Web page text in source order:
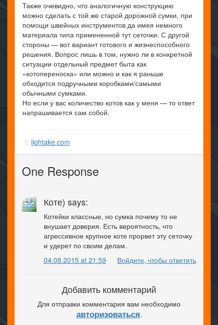
Также очевидно, что аналогичную конструкцию
можно сделать с той же старой дорожной сумки, при
помощи швейных инструментов да имея немного
материала типа примененной тут сеточки. С другой
стороны — вот вариант готового и жизнеспособного
решения. Вопрос лишь в том, нужно ли в конкретной
ситуации отдельный предмет быта как
«котопереноска» или можно и как я раньше
обходится подручными коробками/самыми
обычными сумками.
Но если у вас количество котов как у меня — то ответ
напрашивается сам собой.
lightake.com
One Response
Коте) says:
Котейки классные, но сумка почему то не
внушает доверия. Есть вероятность, что
агрессивное крупное коте прорвет эту сеточку
и удерет по своим делам.
04.08.2015 at 21:59
Войдите, чтобы ответить
Добавить комментарий
Для отправки комментария вам необходимо
авторизоваться.